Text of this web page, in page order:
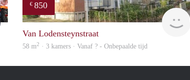
Michiel
€ 850
Van Lodensteynstraat
58 m2 · 3 kamers · Vanaf ? - Onbepaalde tijd